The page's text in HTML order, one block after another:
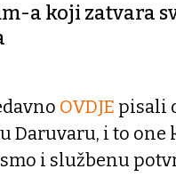
a koji zatvara
OVDJE pisali
Daruvaru, i to one
i službenu